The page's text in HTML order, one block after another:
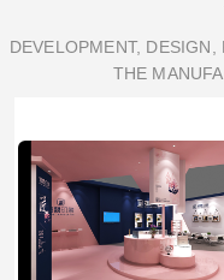
DEVELOPMENT,
THE